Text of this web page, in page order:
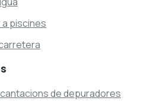
a piscines
de depuradores